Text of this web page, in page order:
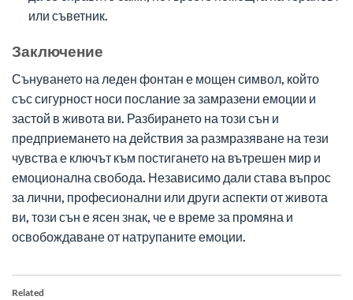
или съветник.
Заключение
Сънуването на леден фонтан е мощен символ, който
със сигурност носи послание за замразени емоции и
застой в живота ви. Разбирането на този сън и
предприемането на действия за размразяване на тези
чувства е ключът към постигането на вътрешен мир и
емоционална свобода. Независимо дали става въпрос
за лични, професионални или други аспекти от живота
ви, този сън е ясен знак, че е време за промяна и
освобождаване от натрупаните емоции.
Related